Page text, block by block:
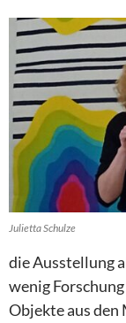
Julietta Schulze
die Ausstellung
wenig
Objekte aus den